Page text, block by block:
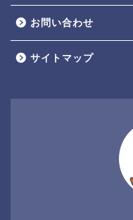
お問い合わせ
サイトマップ